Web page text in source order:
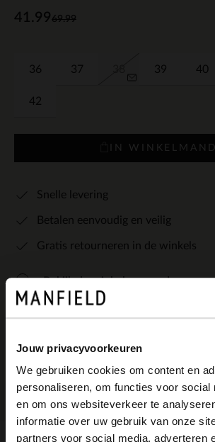
Jouw privacyvoorkeuren
We gebruiken cookies om content en
personaliseren, om functies voor social
en om ons websiteverkeer te
informatie over uw gebruik van onze
partners voor social media, adverteren
69.99
41.99
36 37 39 40
42
IN WINKELMAND
Snelle levering
Betalen eenvoudig en veilig
Gratis retourneren in de winkels
Bekijk de winkelvoorraad
Kleuren
View this website in